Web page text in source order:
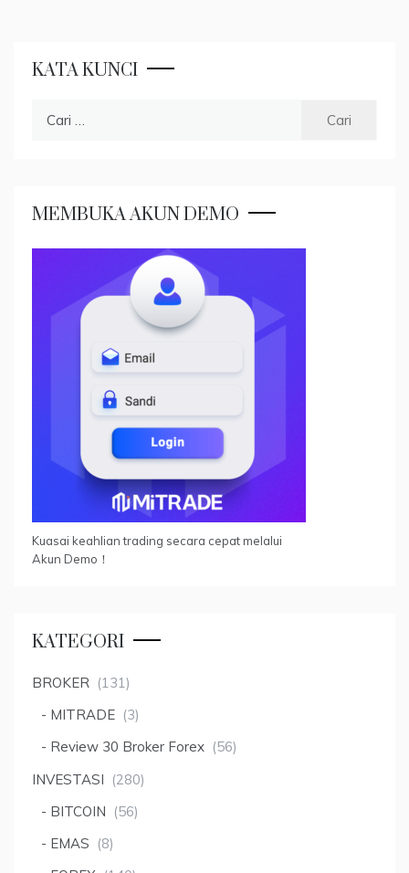
KATA KUNCI
MEMBUKA AKUN DEMO
Kuasai keahlian trading secara cepat melalui
Akun Demo！
KATEGORI
BROKER (131)
MITRADE (3)
Review 30 Broker Forex (56)
INVESTASI (280)
BITCOIN (56)
EMAS (8)